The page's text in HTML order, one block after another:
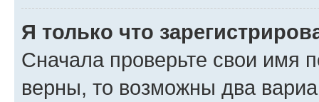
Я только что
Сначала проверьте свои имя
верны, то возможны два